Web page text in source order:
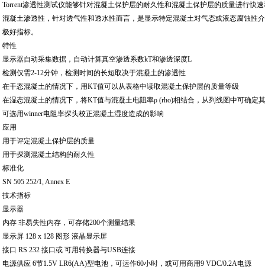
Torrent渗透性测试仪能够针对混凝土保护层的耐久性和混凝土保护层的质量进行快
混凝土渗透性，针对透气性和透水性而言，是显示特定混凝土对气态或液态腐蚀性
极好指标。
特性
显示器自动采集数据，自动计算真空渗透系数kT和渗透深度L
检测仅需2-12分钟，检测时间的长短取决于混凝土的渗透性
在干态混凝土的情况下，用KT值可以从表格中读取混凝土保护层的质量等级
在湿态混凝土的情况下，将KT值与混凝土电阻率ρ (rho)相结合，从列线图中可确定
可选用winner电阻率探头校正混凝土湿度造成的影响
应用
用于评定混凝土保护层的质量
用于探测混凝土结构的耐久性
标准化
SN 505 252/1, Annex E
技术指标
显示器
内存 非易失性内存，可存储200个测量结果
显示屏 128 x 128 图形 液晶显示屏
接口 RS 232 接口或 可用转换器与USB连接
电源供应 6节1.5V LR6(AA)型电池，可运作60小时，或可用商用9 VDC/0.2A电源